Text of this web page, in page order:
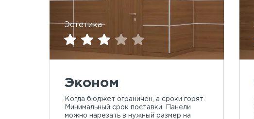
Эстетика
Эконом
Когда бюджет ограничен, а сроки горят.
Минимальный срок поставки. Панели
можно нарезать в нужный размер на